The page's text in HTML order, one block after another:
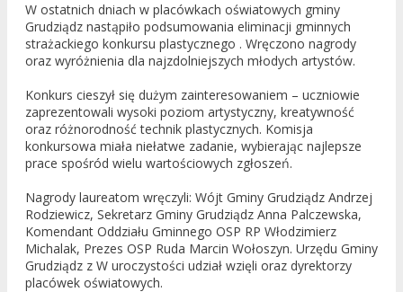
W ostatnich dniach w placówkach oświatowych gminy
Grudziądz nastąpiło podsumowania eliminacji gminnych
strażackiego konkursu plastycznego . Wręczono nagrody
oraz wyróżnienia dla najzdolniejszych młodych artystów.
Konkurs cieszył się dużym zainteresowaniem – uczniowie
zaprezentowali wysoki poziom artystyczny, kreatywność
oraz różnorodność technik plastycznych. Komisja
konkursowa miała niełatwe zadanie, wybierając najlepsze
prace spośród wielu wartościowych zgłoszeń.
Nagrody laureatom wręczyli: Wójt Gminy Grudziądz Andrzej
Rodziewicz, Sekretarz Gminy Grudziądz Anna Palczewska,
Komendant Oddziału Gminnego OSP RP Włodzimierz
Michalak, Prezes OSP Ruda Marcin Wołoszyn. Urzędu Gminy
Grudziądz z W uroczystości udział wzięli oraz dyrektorzy
placówek oświatowych.